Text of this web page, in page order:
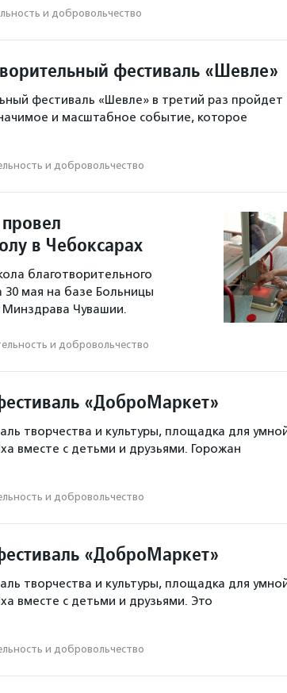
и доброволь­чест­во
фестиваль «Шевле»
фестиваль «Шевле» в третий раз пройдет
и масштабное событие, которое
и доброволь­чест­во
в Чебоксарах
благотворительного
мая на базе Больницы
Чувашии.
и доброволь­чест­во
«ДоброМаркет»
творчества и культуры, площадка для
вместе с детьми и друзьями. Горожан
и доброволь­чест­во
«ДоброМаркет»
творчества и культуры, площадка для
вместе с детьми и друзьями. Это
и доброволь­чест­во